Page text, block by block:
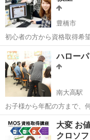
豊橋市
初心者の方から資格取得希
い専任講師があなたの困ったを解決します
講者のMOS合格率100%！
任せください！ キ...
愛知 豊橋市
ハロー
南大高駅
お子様から年配の方まで、何度
は、パソコン初心者向けの
愛知 名古屋市 南
大変 お
クロソ